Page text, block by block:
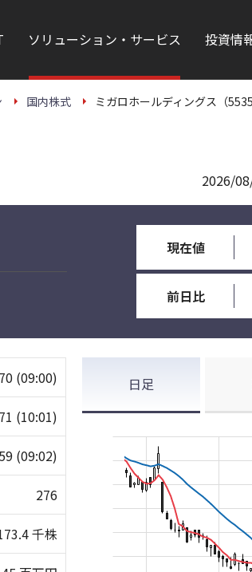
ソリューション・サービス 投資情
国内株式 ミガロホールディングス（
2026/
現在値
前日比
(09:00)
(10:01)
(09:02)
276
千株
日足